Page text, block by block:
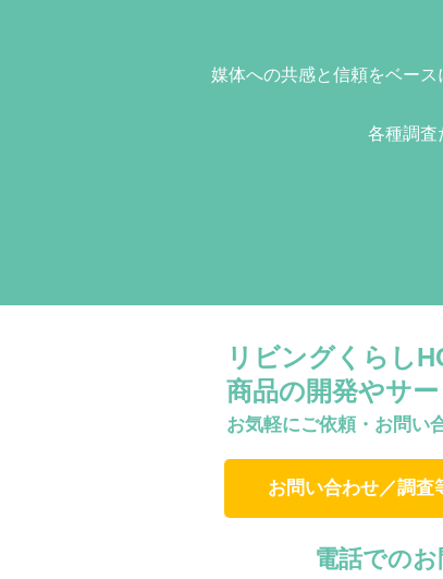
媒体への共感と信頼をベー
各種調査
リビングくらし
商品の開発やサ
お気軽にご依頼・お問い
お問い合わせ／調査
電話での